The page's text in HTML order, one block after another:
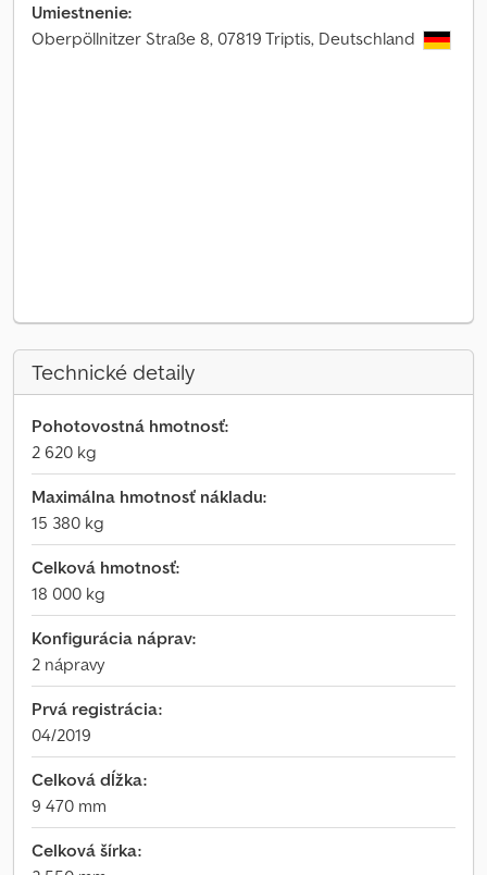
Umiestnenie:
Oberpöllnitzer Straße 8, 07819 Triptis, Deutschland
Technické detaily
Pohotovostná hmotnosť:
2 620 kg
Maximálna hmotnosť nákladu:
15 380 kg
Celková hmotnosť:
18 000 kg
Konfigurácia náprav:
2 nápravy
Prvá registrácia:
04/2019
Celková dĺžka:
9 470 mm
Celková šírka: